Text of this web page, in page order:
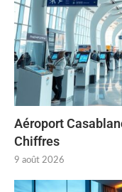
Aéroport
Chiffres
9 août 2026